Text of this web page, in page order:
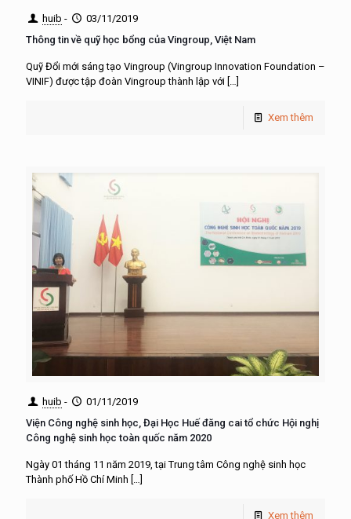
huib -
03/11/2019
Thông tin về quỹ học bổng của Vingroup, Việt Nam
Quỹ Đổi mới sáng tạo Vingroup (Vingroup Innovation Foundation –
VINIF) được tập đoàn Vingroup thành lập với […]
Xem thêm
huib -
01/11/2019
Viện Công nghệ sinh học, Đại Học Huế đăng cai tổ chức Hội nghị
Công nghệ sinh học toàn quốc năm 2020
Ngày 01 tháng 11 năm 2019, tại Trung tâm Công nghệ sinh học
Thành phố Hồ Chí Minh […]
Xem thêm